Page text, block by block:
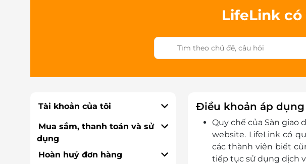
LifeLink
Tài khoản của tôi
Mua sắm, thanh toán và sử
dụng
Hoàn huỷ đơn hàng
Điều khoản áp dụng
Quy chế của Sàn
website. LifeLink có
các thành viên biết
tiếp tục sử dụng dịch